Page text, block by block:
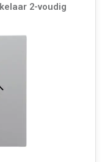
2-voudig